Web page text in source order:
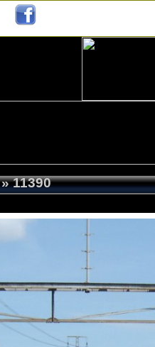
11390